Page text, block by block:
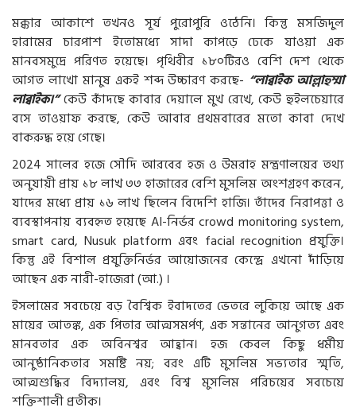
মক্কার আকাশে তখনও সূর্য পুরোপুরি ওঠেনি। কিন্তু মসজিদুল
হারামের চারপাশ ইতোমধ্যে সাদা কাপড়ে ঢেকে যাওয়া এক
মানবসমুদ্রে পরিণত হয়েছে। পৃথিবীর ১৮০টিরও বেশি দেশ থেকে
আগত লাখো মানুষ একই শব্দ উচ্চারণ করছে- “লাব্বাইক আল্লাহুম্মা
লাব্বাইক।”কেউ কাঁদছে কাবার দেয়ালে মুখ রেখে, কেউ হুইলচেয়ারে
বসে তাওয়াফ করছে, কেউ আবার প্রথমবারের মতো কাবা দেখে
বাকরুদ্ধ হয়ে গেছে।
2024 সালের হজে সৌদি আরবের হজ ও উমরাহ মন্ত্রণালয়ের তথ্য
অনুযায়ী প্রায় ১৮ লাখ ৩৩ হাজারের বেশি মুসলিম অংশগ্রহণ করেন,
যাদের মধ্যে প্রায় ১৬ লাখ ছিলেন বিদেশি হাজি। তাঁদের নিরাপত্তা ও
ব্যবস্থাপনায় ব্যবহৃত হয়েছে AI-নির্ভর crowd monitoring system,
smart card, Nusuk platform এবং facial recognition প্রযুক্তি।
কিন্তু এই বিশাল প্রযুক্তিনির্ভর আয়োজনের কেন্দ্রে এখনো দাঁড়িয়ে
আছেন এক নারী-হাজেরা (আ.) ।
ইসলামের সবচেয়ে বড় বৈশ্বিক ইবাদতের ভেতরে লুকিয়ে আছে এক
মায়ের আতঙ্ক, এক পিতার আত্মসমর্পণ, এক সন্তানের আনুগত্য এবং
মানবতার এক অবিনশ্বর আহ্বান। হজ কেবল কিছু ধর্মীয়
আনুষ্ঠানিকতার সমষ্টি নয়; বরং এটি মুসলিম সভ্যতার স্মৃতি,
আত্মশুদ্ধির বিদ্যালয়, এবং বিশ্ব মুসলিম পরিচয়ের সবচেয়ে
শক্তিশালী প্রতীক।